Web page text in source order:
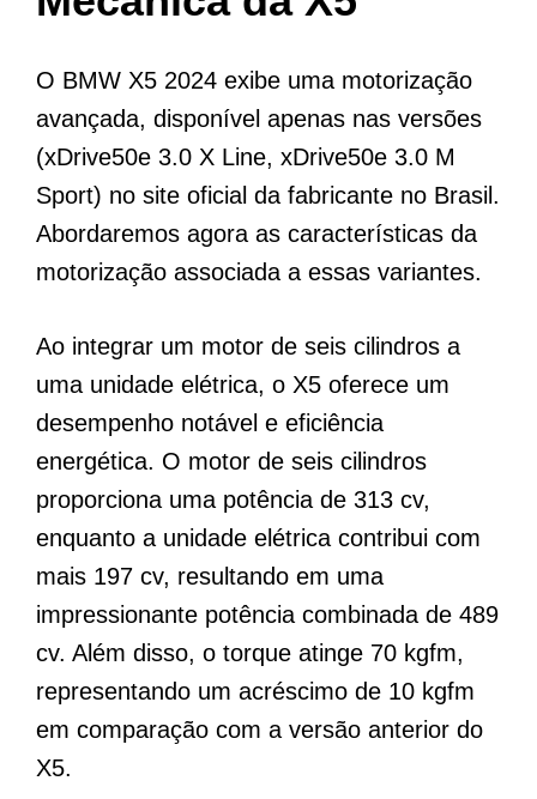
O BMW X5 2024 exibe uma motorização
avançada, disponível apenas nas versões
(xDrive50e 3.0 X Line, xDrive50e 3.0 M
Sport) no site oficial da fabricante no Brasil.
Abordaremos agora as características da
motorização associada a essas variantes.
Ao integrar um motor de seis cilindros a
uma unidade elétrica, o X5 oferece um
desempenho notável e eficiência
energética. O motor de seis cilindros
proporciona uma potência de 313 cv,
enquanto a unidade elétrica contribui com
mais 197 cv, resultando em uma
impressionante potência combinada de 489
cv. Além disso, o torque atinge 70 kgfm,
representando um acréscimo de 10 kgfm
em comparação com a versão anterior do
X5.